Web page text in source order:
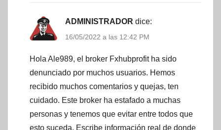
ADMINISTRADOR dice:
16/05/2022 a las 12:42 PM
Hola Ale989, el broker Fxhubprofit ha sido
denunciado por muchos usuarios. Hemos
recibido muchos comentarios y quejas, ten
cuidado. Este broker ha estafado a muchas
personas y tenemos que evitar entre todos que
esto suceda. Escribe información real de donde